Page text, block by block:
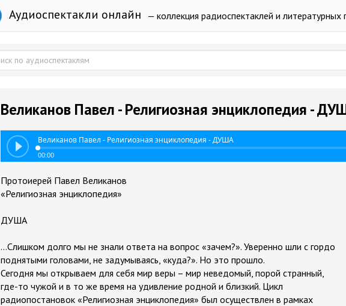
Аудиоспектакли онлайн — коллекция радиоспектаклей и литературных
Великанов Павел - Религиозная энциклопедия -
Великанов Павел - Религиозная энциклопедия - ДУША
00:00
Протоиерей Павел Великанов
«Религиозная энциклопедия»
ДУША
…Слишком долго мы не знали ответа на вопрос «зачем?». Уверенно шли с гордо
поднятыми головами, не задумываясь, «куда?». Но это прошло.
Сегодня мы открываем для себя мир веры – мир неведомый, порой странный,
где-то чужой и в то же время на удивление родной и близкий. Цикл
радиопостановок «Религиозная энциклопедия» был осуществлен в рамках